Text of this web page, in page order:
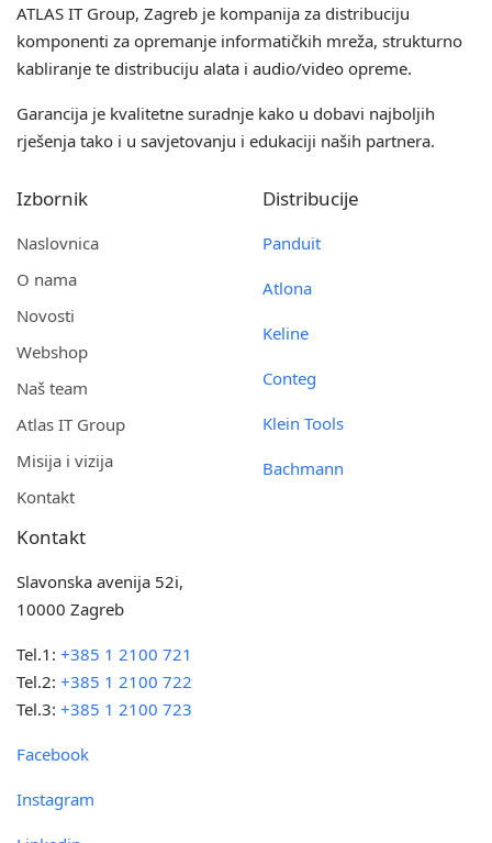
ATLAS IT Group, Zagreb je kompanija za distribuciju
komponenti za opremanje informatičkih mreža, strukturno
kabliranje te distribuciju alata i audio/video opreme.
Garancija je kvalitetne suradnje kako u dobavi najboljih
rješenja tako i u savjetovanju i edukaciji naših partnera.
Izbornik
Naslovnica
O nama
Novosti
Webshop
Naš team
Atlas IT Group
Misija i vizija
Kontakt
Distribucije
Panduit
Atlona
Keline
Conteg
Klein Tools
Bachmann
Kontakt
Slavonska avenija 52i,
10000 Zagreb
Tel.1:+385 1 2100 721
Tel.2:+385 1 2100 722
Tel.3:+385 1 2100 723
Facebook
Instagram